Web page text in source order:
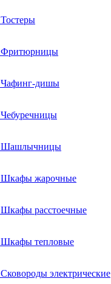
Тостеры
Фритюрницы
Чафинг-дишы
Чебуречницы
Шашлычницы
Шкафы жарочные
Шкафы расстоечные
Шкафы тепловые
Сковороды электрические